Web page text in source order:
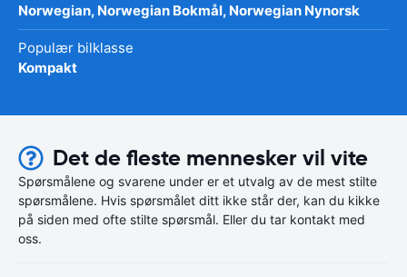
Norwegian, Norwegian Bokmål, Norwegian Nynorsk
Populær bilklasse
Kompakt
Det de fleste mennesker vil vite
Spørsmålene og svarene under er et utvalg av de mest stilte
spørsmålene. Hvis spørsmålet ditt ikke står der, kan du kikke
på siden med ofte stilte spørsmål. Eller du tar kontakt med
oss.